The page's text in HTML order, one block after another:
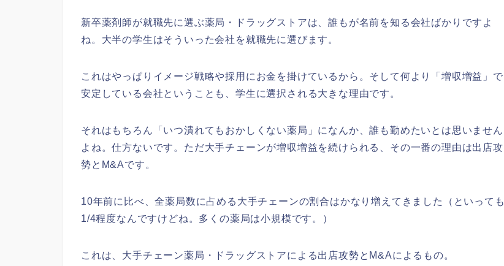
新卒薬剤師が就職先に選ぶ薬局・ドラッグストアは、誰もが名前を知る会社ばかりですよ
ね。大半の学生はそういった会社を就職先に選びます。
これはやっぱりイメージ戦略や採用にお金を掛けているから。そして何より「増収増益」で
安定している会社ということも、学生に選択される大きな理由です。
それはもちろん「いつ潰れてもおかしくない薬局」になんか、誰も勤めたいとは思いません
よね。仕方ないです。ただ大手チェーンが増収増益を続けられる、その一番の理由は出店攻
勢とM&Aです。
10年前に比べ、全薬局数に占める大手チェーンの割合はかなり増えてきました（といっても
1/4程度なんですけどね。多くの薬局は小規模です。）
これは、大手チェーン薬局・ドラッグストアによる出店攻勢とM&Aによるもの。